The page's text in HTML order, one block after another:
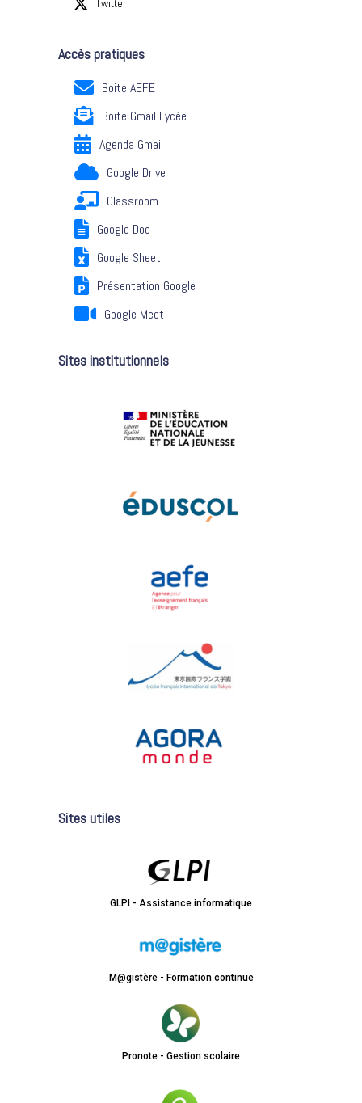
Twitter
Accès pratiques
Boite AEFE
Boite Gmail Lycée
Agenda Gmail
Google Drive
Classroom
Google Doc
Google Sheet
Présentation Google
Google Meet
Sites institutionnels
Sites utiles
GLPI - Assistance informatique
M@gistère - Formation continue
Pronote - Gestion scolaire